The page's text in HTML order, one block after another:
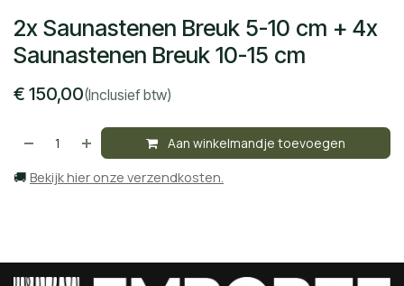
2x Saunastenen Breuk 5-10 cm + 4x
Saunastenen Breuk 10-15 cm
€ 150,00(Inclusief btw)
Aan winkelmandje toevoegen
🚚 Bekijk hier onze verzendkosten.